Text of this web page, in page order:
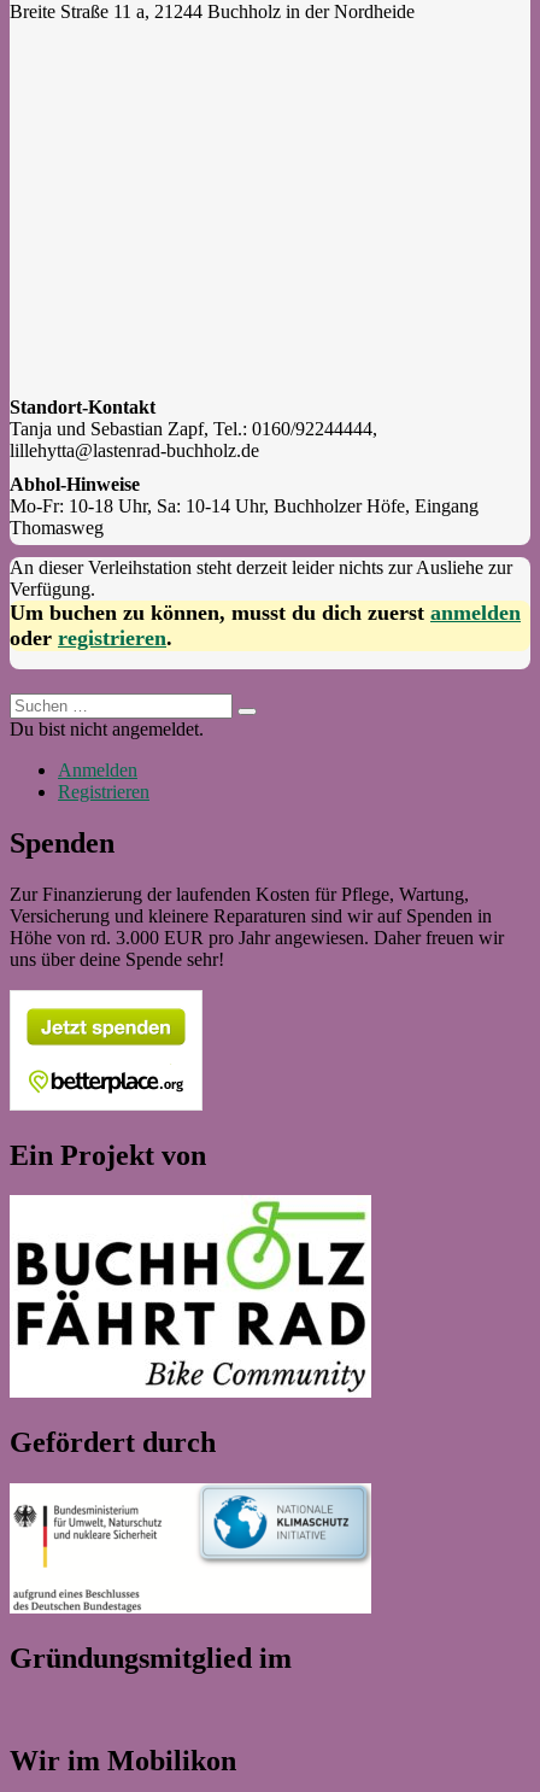
Breite Straße 11 a, 21244 Buchholz in der Nordheide
Standort-Kontakt
Tanja und Sebastian Zapf, Tel.: 0160/92244444,
lillehytta@lastenrad-buchholz.de
Abhol-Hinweise
Mo-Fr: 10-18 Uhr, Sa: 10-14 Uhr, Buchholzer Höfe, Eingang
Thomasweg
An dieser Verleihstation steht derzeit leider nichts zur Ausliehe zur
Verfügung.
Um buchen zu können, musst du dich zuerst anmelden
oder registrieren.
Suchen
nach:
Suchen
Du bist nicht angemeldet.
Anmelden
Registrieren
Spenden
Zur Finanzierung der laufenden Kosten für Pflege, Wartung,
Versicherung und kleinere Reparaturen sind wir auf Spenden in
Höhe von rd. 3.000 EUR pro Jahr angewiesen. Daher freuen wir
uns über deine Spende sehr!
Ein Projekt von
Gefördert durch
Gründungsmitglied im
Wir im Mobilikon